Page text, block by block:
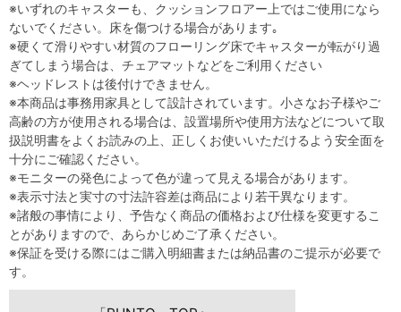
※いずれのキャスターも、クッションフロアー上ではご使用になら
ないでください。床を傷つける場合があります｡
※硬くて滑りやすい材質のフローリング床でキャスターが転がり過
ぎてしまう場合は、チェアマットなどをご利用ください
※ヘッドレストは後付けできません。
※本商品は事務用家具として設計されています。小さなお子様やご
高齢の方が使用される場合は、設置場所や使用方法などについて取
扱説明書をよくお読みの上、正しくお使いいただけるよう安全面を
十分にご確認ください。
※モニターの発色によって色が違って見える場合があります。
※表示寸法と実寸の寸法許容差は商品により若干異なります。
※諸般の事情により、予告なく商品の価格および仕様を変更するこ
とがありますので、あらかじめご了承ください。
※保証を受ける際にはご購入明細書または納品書のご提示が必要で
す。